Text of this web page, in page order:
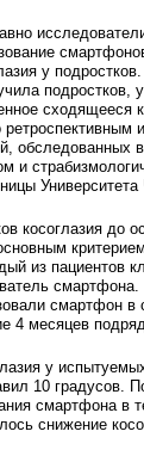
у
подростков,
сходящееся
обследованных
и
Университета
косоглазия до
из пациентов
смартфона.
смартфон в
4 месяцев подряд.
у
10 градусов.
смартфона в
снижение